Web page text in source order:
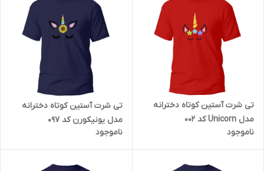
تی شرت آستین کوتاه دخترانه
مدل Unicorn کد 002
ناموجود
تی شرت آستین کوتاه دخترانه
مدل یونیکورن کد 097
ناموجود